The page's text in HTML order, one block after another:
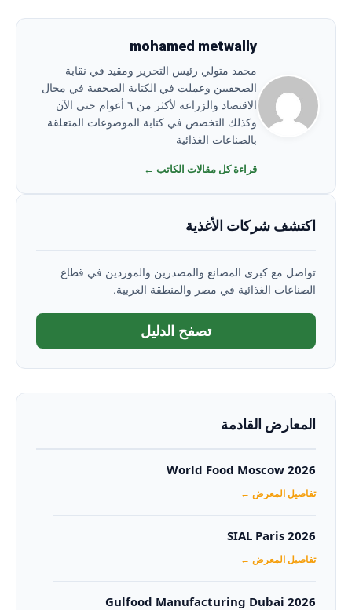
mohamed metwally
محمد متولي رئيس التحرير ومقيد في نقابة
الصحفيين وعملت في الكتابة الصحفية في مجال
الاقتصاد والزراعة لأكثر من ٦ أعوام حتى الآن
وكذلك التخصص في كتابة الموضوعات المتعلقة
بالصناعات الغذائية
قراءة كل مقالات الكاتب ←
اكتشف شركات الأغذية
تواصل مع كبرى المصانع والمصدرين والموردين في قطاع
الصناعات الغذائية في مصر والمنطقة العربية.
تصفح الدليل
المعارض القادمة
World Food Moscow 2026
تفاصيل المعرض ←
SIAL Paris 2026
تفاصيل المعرض ←
Gulfood Manufacturing Dubai 2026‏